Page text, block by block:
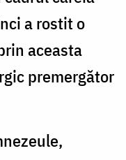
a rostit o
aceasta
premergător